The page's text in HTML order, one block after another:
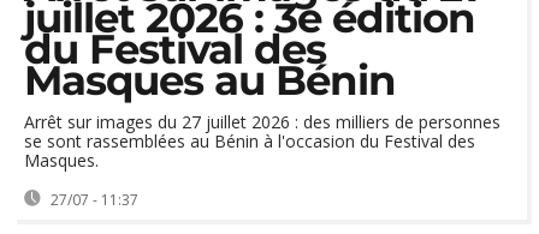
juillet 2026 : 3e édition
du Festival des
Masques au Bénin
Arrêt sur images du 27 juillet 2026 : des milliers de personnes
se sont rassemblées au Bénin à l'occasion du Festival des
Masques.
27/07 - 11:37